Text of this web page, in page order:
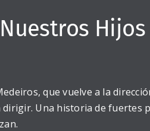
Nuestros Hijos
que vuelve a la
dirigir. Una historia de fuertes